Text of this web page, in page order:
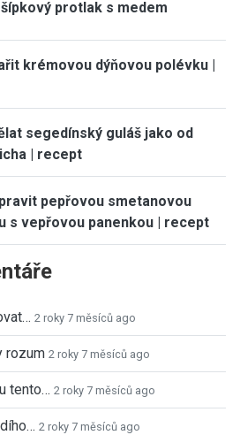
protlak s medem
krémovou dýňovou polévku |
segedínský guláš jako od
| recept
pepřovou smetanovou
s vepřovou panenkou | recept
2 roky 7 měsíců ago
rozum 2 roky 7 měsíců ago
tento… 2 roky 7 měsíců ago
2 roky 7 měsíců ago